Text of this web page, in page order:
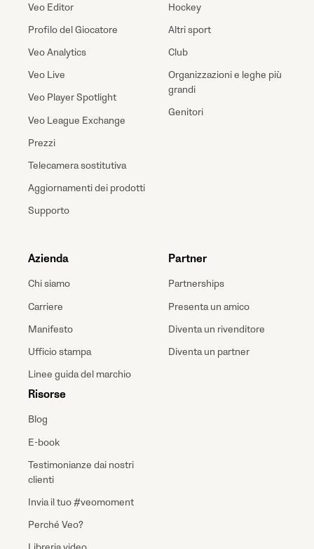
Veo Editor
Profilo del Giocatore
Veo Analytics
Veo Live
Veo Player Spotlight
Veo League Exchange
Prezzi
Telecamera sostitutiva
Aggiornamenti dei prodotti
Supporto
Hockey
Altri sport
Club
Organizzazioni e leghe più
grandi
Genitori
Azienda
Chi siamo
Carriere
Manifesto
Ufficio stampa
Linee guida del marchio
Risorse
Blog
E-book
Testimonianze dai nostri
clienti
Invia il tuo #veomoment
Perché Veo?
Partner
Partnerships
Presenta un amico
Diventa un rivenditore
Diventa un partner